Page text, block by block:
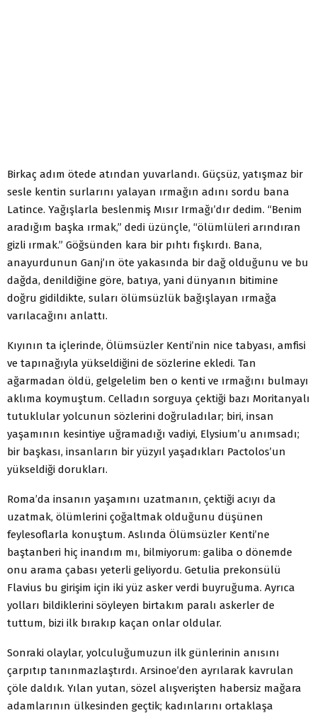
Birkaç adım ötede atından yuvarlandı. Güçsüz, yatışmaz bir
sesle kentin surlarını yalayan ırmağın adını sordu bana
Latince. Yağışlarla beslenmiş Mısır Irmağı’dır dedim. “Benim
aradığım başka ırmak,” dedi üzünçle, “ölümlüleri arındıran
gizli ırmak.” Göğsünden kara bir pıhtı fışkırdı. Bana,
anayurdunun Ganj’ın öte yakasında bir dağ olduğunu ve bu
dağda, denildiğine göre, batıya, yani dünyanın bitimine
doğru gidildikte, suları ölümsüzlük bağışlayan ırmağa
varılacağını anlattı.
Kıyının ta içlerinde, Ölümsüzler Kenti’nin nice tabyası, amfisi
ve tapınağıyla yükseldiğini de sözlerine ekledi. Tan
ağarmadan öldü, gelgelelim ben o kenti ve ırmağını bulmayı
aklıma koymuştum. Celladın sorguya çektiği bazı Moritanyalı
tutuklular yolcunun sözlerini doğruladılar; biri, insan
yaşamının kesintiye uğramadığı vadiyi, Elysium’u anımsadı;
bir başkası, insanların bir yüzyıl yaşadıkları Pactolos’un
yükseldiği dorukları.
Roma’da insanın yaşamını uzatmanın, çektiği acıyı da
uzatmak, ölümlerini çoğaltmak olduğunu düşünen
feylesoflarla konuştum. Aslında Ölümsüzler Kenti’ne
baştanberi hiç inandım mı, bilmiyorum: galiba o dönemde
onu arama çabası yeterli geliyordu. Getulia prekonsülü
Flavius bu girişim için iki yüz asker verdi buyruğuma. Ayrıca
yolları bildiklerini söyleyen birtakım paralı askerler de
tuttum, bizi ilk bırakıp kaçan onlar oldular.
Sonraki olaylar, yolculuğumuzun ilk günlerinin anısını
çarpıtıp tanınmazlaştırdı. Arsinoe’den ayrılarak kavrulan
çöle daldık. Yılan yutan, sözel alışverişten habersiz mağara
adamlarının ülkesinden geçtik; kadınlarını ortaklaşa